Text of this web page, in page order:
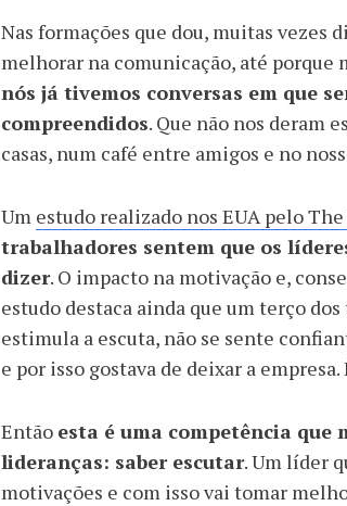
Nas formações que dou, muitas vezes
melhorar na comunicação, até porque
nós já tivemos conversas em que
compreendidos. Que não nos deram
casas, num café entre amigos e no
Um estudo realizado nos EUA pelo
trabalhadores sentem que os
dizer. O impacto na motivação e,
estudo destaca ainda que um terço
estimula a escuta, não se sente
e por isso gostava de deixar a
Então esta é uma competência
lideranças: saber escutar. Um líder
motivações e com isso vai tomar